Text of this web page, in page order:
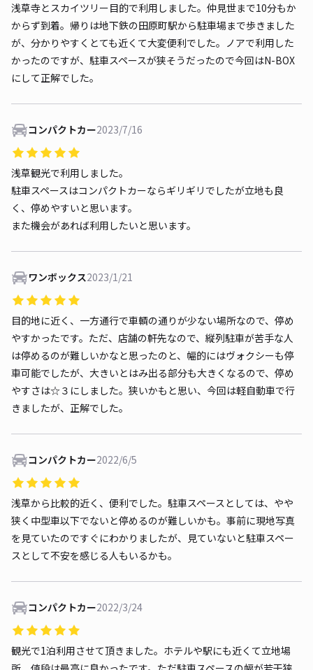
浅草寺とスカイツリー目的で利用しました。仲見世まで10分もか
からず到着。帰りは地下鉄の田原町駅から駐車場まで歩きました
が、分かりやすくとても近くて大変便利でした。ノアで利用した
かったのですが、駐車スペースが狭そうだったので今回はN-BOX
にして正解でした。
コンパクトカー2023/7/16
浅草観光で利用しました。
駐車スペースはコンパクトカーならギリギリでしたが立地も良
く、停めやすいと思います。
また機会があれば利用したいと思います。
ワンボックス2023/1/21
目的地に近く、一方通行で車輌の通りが少ない場所なので、停め
やすかったです。ただ、店舗の軒先なので、縦列駐車が苦手な人
は停めるのが難しいかなと思ったのと、幅的にはヴォクシーも停
車可能でしたが、大きいとはみ出る部分も大きくなるので、停め
やすさは☆３にしました。狭いかもと思い、今回は軽自動車で行
きましたが、正解でした。
コンパクトカー2022/6/5
浅草から比較的近く、便利でした。駐車スペースとしては、やや
狭く中型車以下でないと停めるのが難しいかも。事前に現地写真
を見ていたのですぐにわかりましたが、見ていないと駐車スペー
スとして不安を感じる人もいるかも。
コンパクトカー2022/3/24
観光で1泊利用させて頂きました。ホテルや駅にも近くて立地場